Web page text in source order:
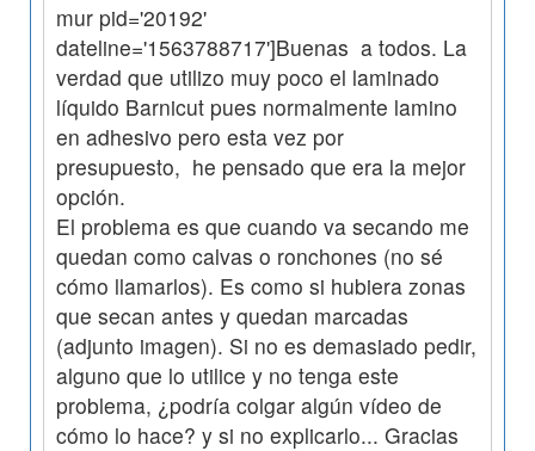
mur pid='20192'
dateline='1563788717']Buenas a todos. La
verdad que utilizo muy poco el laminado
líquido Barnicut pues normalmente lamino
en adhesivo pero esta vez por
presupuesto, he pensado que era la mejor
opción.
El problema es que cuando va secando me
quedan como calvas o ronchones (no sé
cómo llamarlos). Es como si hubiera zonas
que secan antes y quedan marcadas
(adjunto imagen). Si no es demasiado pedir,
alguno que lo utilice y no tenga este
problema, ¿podría colgar algún vídeo de
cómo lo hace? y si no explicarlo... Gracias